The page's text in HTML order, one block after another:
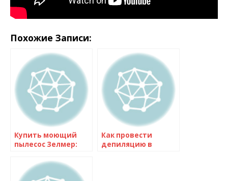
Похожие Записи:
Купить моющий
пылесос Зелмер:
отзывы
покупателей в
Как провести
депиляцию в